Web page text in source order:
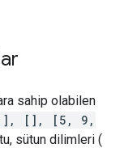
sahip olabilen
[], [5, 9,
sütun dilimleri (